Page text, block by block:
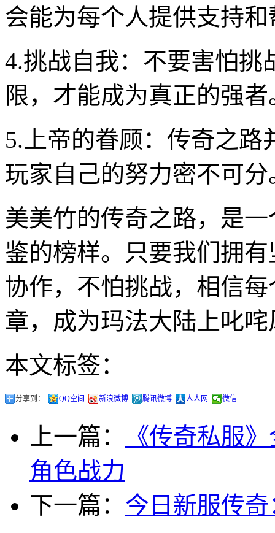
会能为每个人提供支持和
4.挑战自我：不要害怕挑
限，才能成为真正的强者
5.上帝的眷顾：传奇之
玩家自己的努力密不可分
美美竹的传奇之路，是
鉴的榜样。只要我们拥
协作，不怕挑战，相信
章，成为玛法大陆上叱
本文标签：
分享到： QQ空间 新浪微博 腾讯微博 人人网 微信
上一篇：
《传奇私服
角色战力
下一篇： 今日新服传